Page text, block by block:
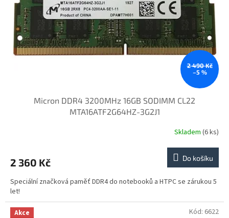
2 490 Kč
–5 %
Micron DDR4 3200MHz 16GB SODIMM CL22
MTA16ATF2G64HZ-3G2J1
Skladem (6 ks)
2 360 Kč Do košíku
Speciální značková paměť DDR4 do notebooků a HTPC se zárukou 5
let!
Akce
Kód: 6622